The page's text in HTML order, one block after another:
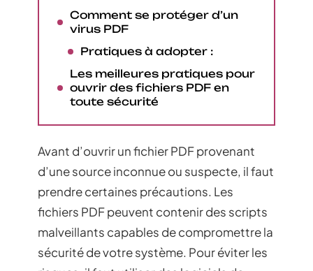
Comment se protéger d’un
virus PDF
Pratiques à adopter :
Les meilleures pratiques pour
ouvrir des fichiers PDF en
toute sécurité
Avant d’ouvrir un fichier PDF provenant
d’une source inconnue ou suspecte, il faut
prendre certaines précautions. Les
fichiers PDF peuvent contenir des scripts
malveillants capables de compromettre la
sécurité de votre système. Pour éviter les